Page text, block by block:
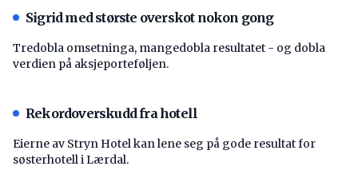
Sigrid med største overskot nokon gong
Tredobla omsetninga, mangedobla resultatet - og dobla
verdien på aksjeporteføljen.
Rekordoverskudd fra hotell
Eierne av Stryn Hotel kan lene seg på gode resultat for
søsterhotell i Lærdal.